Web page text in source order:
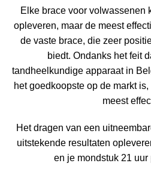
Elke brace voor volwassenen
opleveren, maar de meest
de vaste brace, die zeer
biedt. Ondanks het feit
tandheelkundige apparaat in
het goedkoopste op de markt
meest
Het dragen van een
uitstekende resultaten
en je mondstuk 21 uur